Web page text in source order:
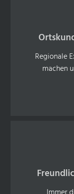
Regionale
machen